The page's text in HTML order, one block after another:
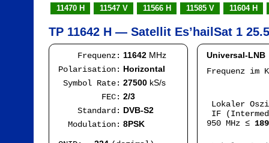
11470 H 11547 V 11566 H 11585 V 11604 H
Frequenz: 11642 MHz
Polarisation: Horizontal
Symbol Rate: 27500 kS/s
FEC: 2/3
Standard: DVB-S2
Modulation: 8PSK
Universal-LNB
Frequenz im
Lokaler
IF
950 MHz ≤